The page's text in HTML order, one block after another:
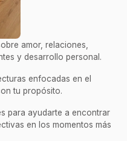
amor, relaciones,
y desarrollo personal.
enfocadas en el
tu propósito.
para ayudarte a encontrar
en los momentos más